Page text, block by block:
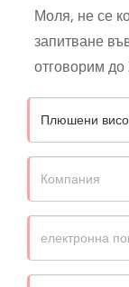
Моля, не се
запитване
отговорим до